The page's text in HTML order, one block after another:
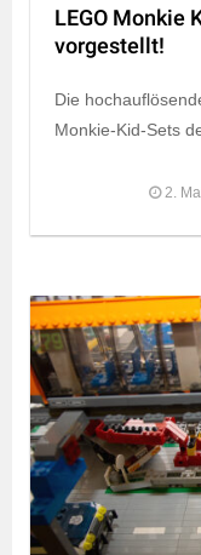
LEGO Monkie
vorgestellt!
Die
Monkie-Kid-Sets
2.